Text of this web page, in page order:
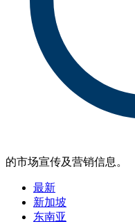
的市场宣传及营销信息。
最新
新加坡
东南亚